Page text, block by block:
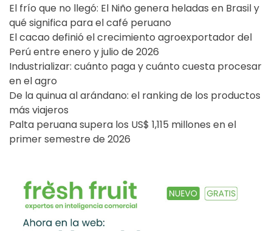
El frío que no llegó: El Niño genera heladas en Brasil y
qué significa para el café peruano
El cacao definió el crecimiento agroexportador del
Perú entre enero y julio de 2026
Industrializar: cuánto paga y cuánto cuesta procesar
en el agro
De la quinua al arándano: el ranking de los productos
más viajeros
Palta peruana supera los US$ 1,115 millones en el
primer semestre de 2026